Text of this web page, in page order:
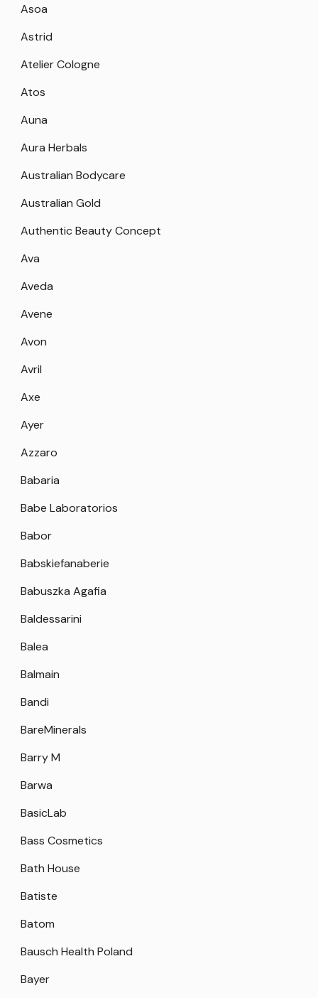
Asoa
Astrid
Atelier Cologne
Atos
Auna
Aura Herbals
Australian Bodycare
Australian Gold
Authentic Beauty Concept
Ava
Aveda
Avene
Avon
Avril
Axe
Ayer
Azzaro
Babaria
Babe Laboratorios
Babor
Babskiefanaberie
Babuszka Agafia
Baldessarini
Balea
Balmain
Bandi
BareMinerals
Barry M
Barwa
BasicLab
Bass Cosmetics
Bath House
Batiste
Batom
Bausch Health Poland
Bayer